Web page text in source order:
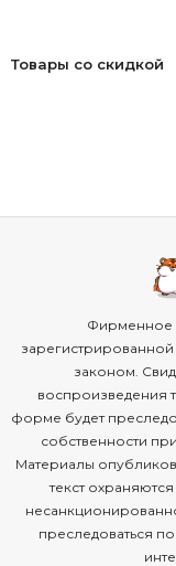
Товары со скидкой
Фирменное
законом.
воспроизведения
форме будет
собственности
Материалы
текст
преследоваться